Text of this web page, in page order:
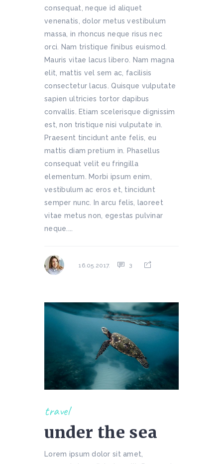
consequat, neque id aliquet
venenatis, dolor metus vestibulum
massa, in rhoncus neque risus nec
orci. Nam tristique finibus euismod.
Mauris vitae lacus libero. Nam magna
elit, mattis vel sem ac, facilisis
consectetur lacus. Quisque vulputate
sapien ultricies tortor dapibus
convallis. Etiam scelerisque dignissim
est, non tristique nisi vulputate in.
Praesent tincidunt ante felis, eu
mattis diam pretium in. Phasellus
consequat velit eu fringilla
elementum. Morbi ipsum enim,
vestibulum ac eros et, tincidunt
semper nunc. In arcu felis, laoreet
vitae metus non, egestas pulvinar
neque....
16.05.2017. 3
travel
under the sea
Lorem ipsum dolor sit amet,